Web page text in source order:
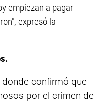
empiezan a pagar
expresó la